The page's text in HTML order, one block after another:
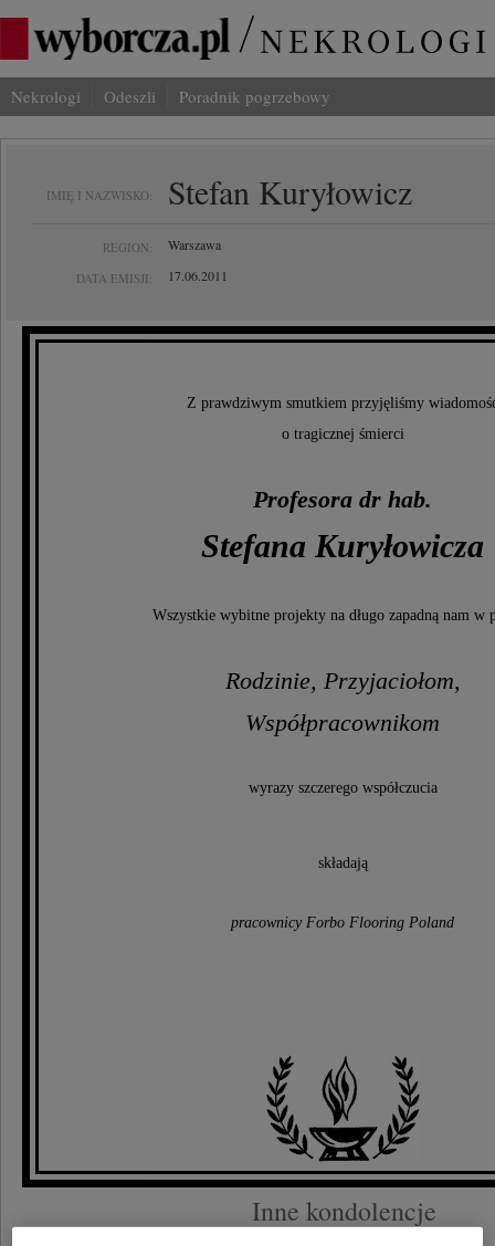
Nekrologi Odeszli Poradnik pogrzebowy
IMIĘ I NAZWISKO: Stefan Kuryłowicz
REGION: Warszawa
DATA EMISJI: 17.06.2011
Z prawdziwym smutkiem przyjęliśmy
o tragicznej śmierci
Profesora dr hab.
Stefana Kuryłowicza
Wszystkie wybitne projekty na długo zapadną nam w
Rodzinie, Przyjaciołom,
Współpracownikom
wyrazy szczerego współczucia
składają
pracownicy Forbo Flooring Poland
Inne kondolencje